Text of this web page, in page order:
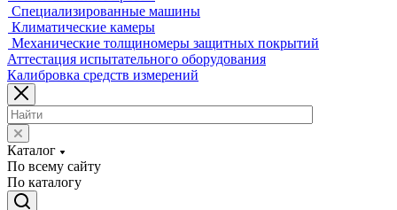
Разрушающий контроль
Универсальные гидравлические разрывные машины
Универсальные электромеханические разрывные машины
Машины для испытаний на усталость
Машины для испытания пружин
Экстензометры (Измерители деформации)
Системы температурных испытаний
Машины на кручение
Машины на изгиб
Копры маятниковые
Оснастка и приспособления для испытаний
Испытательные прессы
Специализированные машины